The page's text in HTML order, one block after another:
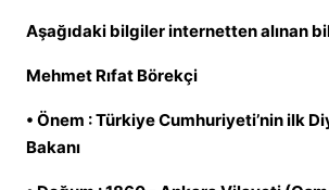
Aşağıdaki bilgiler internetten alınan
Mehmet Rıfat Börekçi
• Önem : Türkiye Cumhuriyeti’nin ilk
Bakanı